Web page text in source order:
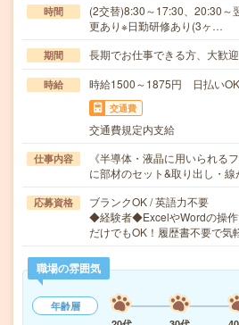
時間
(2交替)8:30～17:30、20:30
更あり※日勤研修あり(3ヶ…
期間 長期でお仕事できる方、大歓迎
時給 時給1500～1875円 日払いOK
交通費
交通費規定内支給
仕事内容
《半導体・液晶に用いられる
に部材のセット&取り出し・
応募資格
ブランクOK / 英語力不要
◆経験者◆ExcelやWordの操作
だけでもOK！履歴書不要で
職場の雰囲気
年齢層